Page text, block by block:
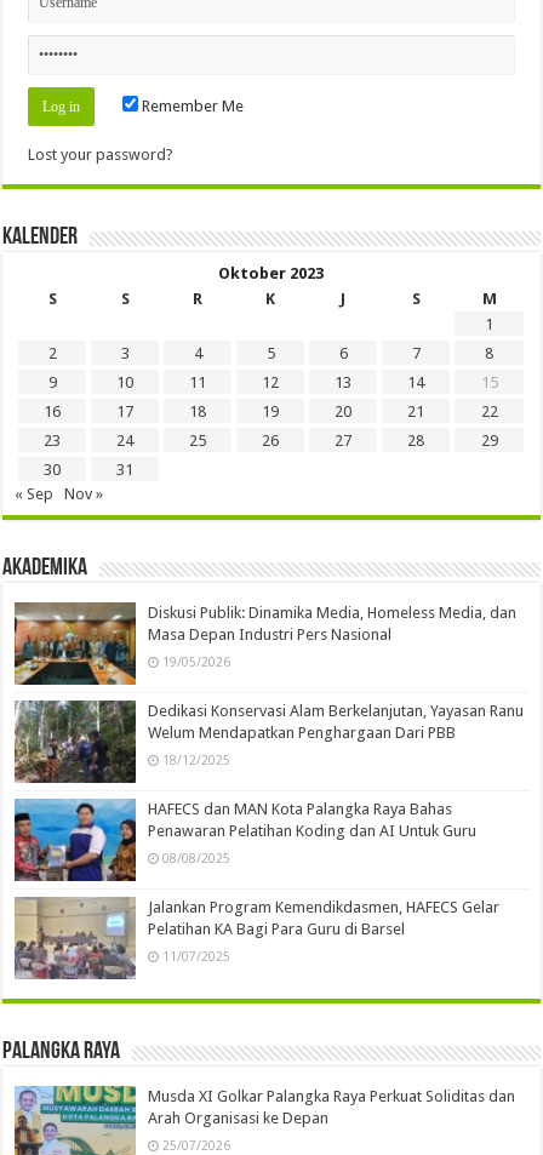
Remember Me
Lost your password?
Kalender
Oktober 2023
S
S R K J S
M
1
2
3 4 5 6 7
8
9
10 11 12 13 14
15
16
17 18 19 20 21
22
23
24 25 26 27 28
29
30
31
« Sep
Nov »
Akademika
Diskusi Publik: Dinamika Media, Homeless Media, dan
Masa Depan Industri Pers Nasional
19/05/2026
Dedikasi Konservasi Alam Berkelanjutan, Yayasan Ranu
Welum Mendapatkan Penghargaan Dari PBB
18/12/2025
HAFECS dan MAN Kota Palangka Raya Bahas
Penawaran Pelatihan Koding dan AI Untuk Guru
08/08/2025
Jalankan Program Kemendikdasmen, HAFECS Gelar
Pelatihan KA Bagi Para Guru di Barsel
11/07/2025
Palangka Raya
Musda XI Golkar Palangka Raya Perkuat Soliditas dan
Arah Organisasi ke Depan
25/07/2026